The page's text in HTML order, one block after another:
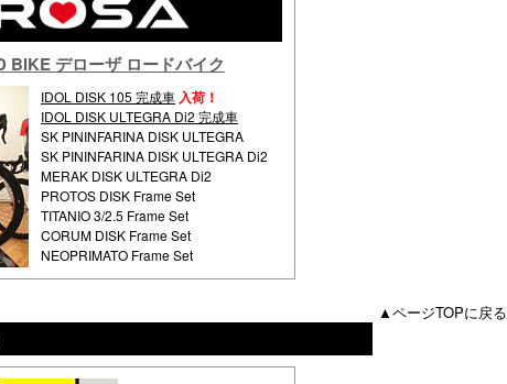
BIKE デローザ ロードバイク
IDOL DISK 105 完成車 入荷！
IDOL DISK ULTEGRA Di2 完成車
SK PININFARINA DISK ULTEGRA
SK PININFARINA DISK ULTEGRA Di2
MERAK DISK ULTEGRA Di2
PROTOS DISK Frame Set
TITANIO 3/2.5 Frame Set
CORUM DISK Frame Set
NEOPRIMATO Frame Set
▲ページTOPに戻る